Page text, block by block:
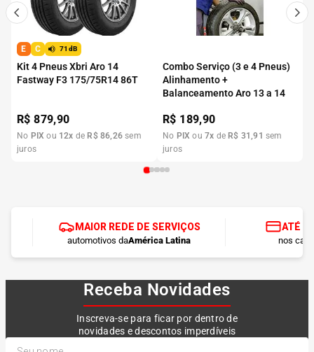
E C 71dB
Kit 4 Pneus Xbri Aro 14
Fastway F3 175/75R14 86T
R$879,90
No PIX ou 12x de R$ 86,26 sem
juros
Combo Serviço (3 e 4 Pneus)
Alinhamento +
Balanceamento Aro 13 a 14
R$ 189,90
No PIX ou7x de R$ 31 ,91 sem
juros
MAIOR REDE DE SERVIÇOS
automotivos daAmérica Latina
ATÉ
nos
Receba Novidades
Inscreva-se para ficar por dentro de
novidades e descontos imperdíveis